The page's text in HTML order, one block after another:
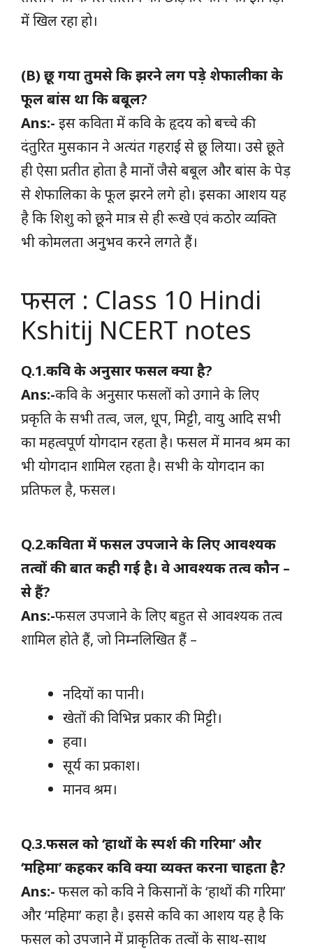
में खिल रहा हो।
(B) छू गया तुमसे कि झरने लग पड़े शेफालीका के
फूल बांस था कि बबूल?
Ans:- इस कविता में कवि के हृदय को बच्चे की
दंतुरित मुसकान ने अत्यंत गहराई से छू लिया। उसे छूते
ही ऐसा प्रतीत होता है मानों जैसे बबूल और बांस के पेड़
से शेफालिका के फूल झरने लगे हो। इसका आशय यह
है कि शिशु को छूने मात्र से ही रूखे एवं कठोर व्यक्ति
भी कोमलता अनुभव करने लगते हैं।
फसल : Class 10 Hindi
Kshitij NCERT notes
Q.1.कवि के अनुसार फसल क्या है?
Ans:-कवि के अनुसार फसलों को उगाने के लिए
प्रकृति के सभी तत्व, जल, धूप, मिट्टी, वायु आदि सभी
का महत्वपूर्ण योगदान रहता है। फसल में मानव श्रम का
भी योगदान शामिल रहता है। सभी के योगदान का
प्रतिफल है, फसल।
Q.2.कविता में फसल उपजाने के लिए आवश्यक
तत्वों की बात कही गई है। वे आवश्यक तत्व कौन –
से हैं?
Ans:-फसल उपजाने के लिए बहुत से आवश्यक तत्व
शामिल होते हैं, जो निम्नलिखित हैं –
नदियों का पानी।
खेतों की विभिन्न प्रकार की मिट्टी।
हवा।
सूर्य का प्रकाश।
मानव श्रम।
Q.3.फसल को ‘हाथों के स्पर्श की गरिमा’ और
‘महिमा’ कहकर कवि क्या व्यक्त करना चाहता है?
Ans:- फसल को कवि ने किसानों के ‘हाथों की गरिमा’
और ‘महिमा’ कहा है। इससे कवि का आशय यह है कि
फसल को उपजाने में प्राकृतिक तत्वों के साथ-साथ